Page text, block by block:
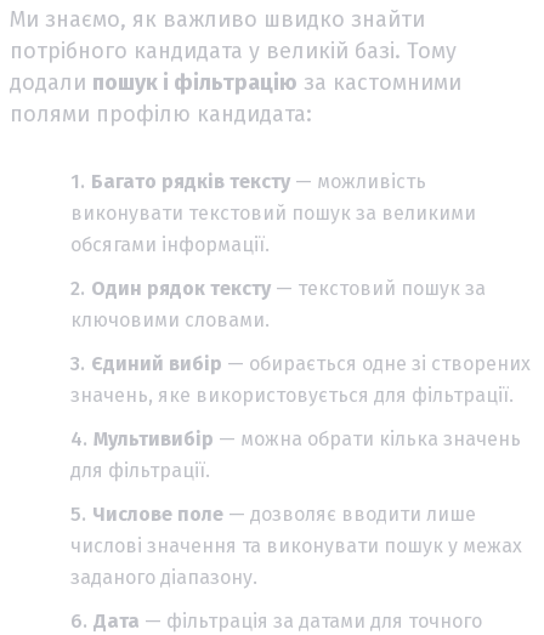
Ми знаємо, як важливо швидко знайти
потрібного кандидата у великій базі. Тому
додали пошук і фільтрацію за кастомними
полями профілю кандидата:
Багато рядків тексту — можливість
виконувати текстовий пошук за великими
обсягами інформації.
Один рядок тексту — текстовий пошук за
ключовими словами.
Єдиний вибір — обирається одне зі створених
значень, яке використовується для фільтрації.
Мультивибір — можна обрати кілька значень
для фільтрації.
Числове поле — дозволяє вводити лише
числові значення та виконувати пошук у межах
заданого діапазону.
Дата — фільтрація за датами для точного